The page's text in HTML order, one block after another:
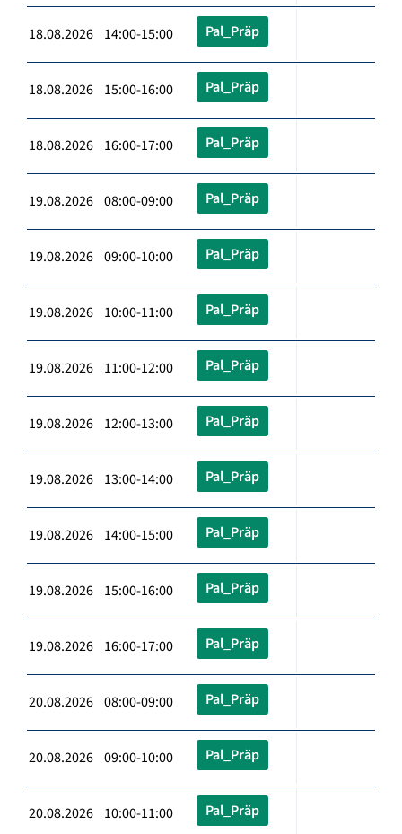
18.08.2026 14:00-15:00 Pal_Präp
18.08.2026 15:00-16:00 Pal_Präp
18.08.2026 16:00-17:00 Pal_Präp
19.08.2026 08:00-09:00 Pal_Präp
19.08.2026 09:00-10:00 Pal_Präp
19.08.2026 10:00-11:00 Pal_Präp
19.08.2026 11:00-12:00 Pal_Präp
19.08.2026 12:00-13:00 Pal_Präp
19.08.2026 13:00-14:00 Pal_Präp
19.08.2026 14:00-15:00 Pal_Präp
19.08.2026 15:00-16:00 Pal_Präp
19.08.2026 16:00-17:00 Pal_Präp
20.08.2026 08:00-09:00 Pal_Präp
20.08.2026 09:00-10:00 Pal_Präp
20.08.2026 10:00-11:00 Pal_Präp